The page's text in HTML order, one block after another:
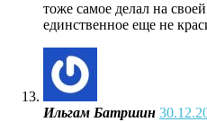
тоже самое делал на
единственное еще не
Ильгам Батршин